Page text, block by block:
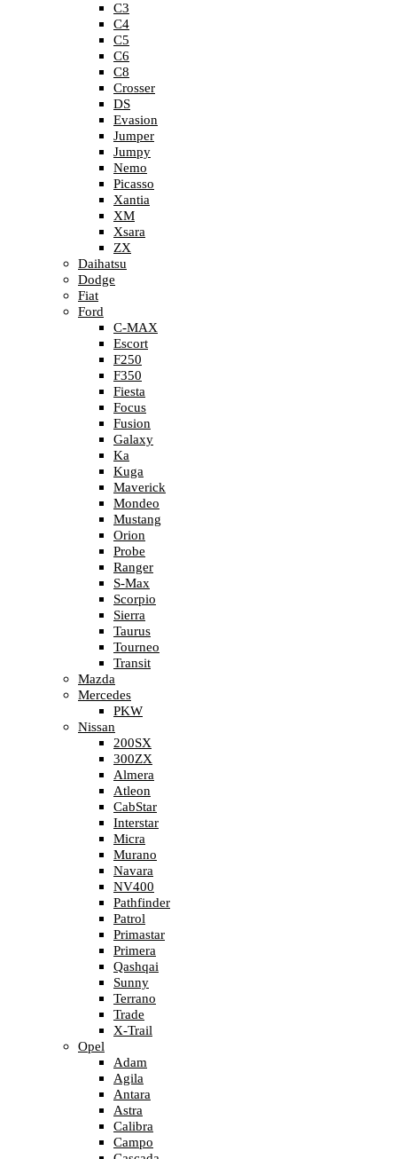
C3
C4
C5
C6
C8
Crosser
DS
Evasion
Jumper
Jumpy
Nemo
Picasso
Xantia
XM
Xsara
ZX
Daihatsu
Dodge
Fiat
Ford
C-MAX
Escort
F250
F350
Fiesta
Focus
Fusion
Galaxy
Ka
Kuga
Maverick
Mondeo
Mustang
Orion
Probe
Ranger
S-Max
Scorpio
Sierra
Taurus
Tourneo
Transit
Mazda
Mercedes
PKW
Nissan
200SX
300ZX
Almera
Atleon
CabStar
Interstar
Micra
Murano
Navara
NV400
Pathfinder
Patrol
Primastar
Primera
Qashqai
Sunny
Terrano
Trade
X-Trail
Opel
Adam
Agila
Antara
Astra
Calibra
Campo